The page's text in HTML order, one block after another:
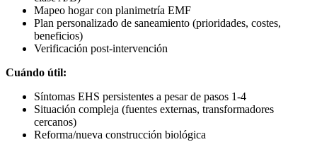
Mapeo hogar con planimetría EMF
Plan personalizado de saneamiento (prioridades, costes,
beneficios)
Verificación post-intervención
Cuándo útil:
Síntomas EHS persistentes a pesar de pasos 1-4
Situación compleja (fuentes externas, transformadores
cercanos)
Reforma/nueva construcción biológica